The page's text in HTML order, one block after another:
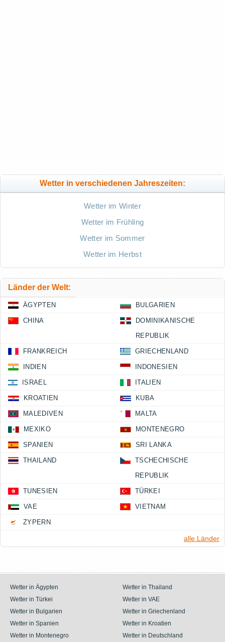
Wetter in verschiedenen Jahreszeiten:
Wetter im Winter
Wetter im Frühling
Wetter im Sommer
Wetter im Herbst
Länder der Welt:
ÄGYPTEN BULGARIEN
CHINA
DOMINIKANISCHE
REPUBLIK
FRANKREICH GRIECHENLAND
INDIEN INDONESIEN
ISRAEL ITALIEN
KROATIEN KUBA
MALEDIVEN MALTA
MEXIKO MONTENEGRO
SPANIEN SRI LANKA
THAILAND
TSCHECHISCHE
REPUBLIK
TUNESIEN TÜRKEI
VAE VIETNAM
ZYPERN
alle Länder
Wetter in Ägypten
Wetter in Thailand
Wetter in Türkei
Wetter in VAE
Wetter in Bulgarien
Wetter in Griechenland
Wetter in Spanien
Wetter in Kroatien
Wetter in Montenegro
Wetter in Deutschland